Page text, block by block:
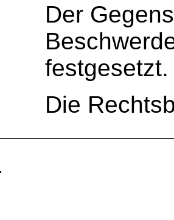
Der
festgesetzt.
Die